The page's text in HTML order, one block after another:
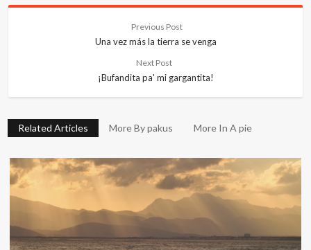
Previous Post
Una vez más la tierra se venga
Next Post
¡Bufandita pa' mi gargantita!
Related Articles More By pakus More In A pie